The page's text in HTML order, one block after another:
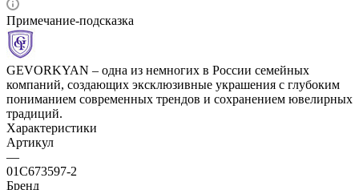
Примечание-подсказка
GEVORKYAN – одна из немногих в России семейных
компаний, создающих эксклюзивные украшения с глубоким
пониманием современных трендов и сохранением ювелирных
традиций.
Характеристики
Артикул
—
01С673597-2
Бренд